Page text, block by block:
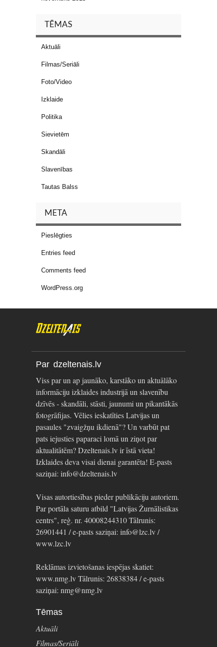
TĒMAS
Aktuāli
Filmas/Seriāli
Foto/Video
Izklaide
Politika
Sievietēm
Skandāli
Slavenības
Tautas Balss
META
Pieslēgties
Entries feed
Comments feed
WordPress.org
Par dzeltenais.lv
Viss par un ap jaunāko, karstāko un aktuālāko
informāciju izklaides industrijā un slavenību
dzīvēs - skandāli, stāsti, jaunumi un pikantākās
fotogrāfijas. Vēlies ieskatīties Latvijas un
pasaules "zvaigžņu ikdienā"? Un varbūt pat
pats iejusties paparaci lomā un ziņot par
aktualitātēm? Dzeltenais.lv ir īstā vieta!
Izklaides deva visai dienai garantēta! E-pasts
saziņai: info@dzeltenais.lv
Visas autortiesības pieder publikāciju autoriem.
Par portāla saturu atbild "Latvijas Žurnālistikas
centrs", reģ. nr. 40008244310 Tālrunis:
26901441 / e-pasts saziņai: info@lzc.lv /
www.lzc.lv
Reklāmas izvietošanas iespējas skatiet:
www.nmg.lv Tālrunis: 26838384 / e-pasts
saziņai: nmg@nmg.lv
Tēmas
Aktuāli
Filmas/Seriāli